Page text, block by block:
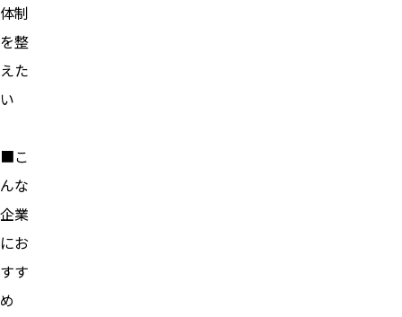
体制
を整
えた
い
■こ
んな
企業
にお
すす
め